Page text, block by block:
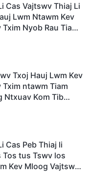
Cas Vajtswv Thiaj Li
Lwm Ntawm Kev
Txim Nyob Rau Tiam
Txoj Hauj Lwm Kev
Txim ntawm Tiam
Ntxuav Kom Tib
Cas Peb Thiaj li
Tos tus Tswv los
Kev Mloog Vajtswv